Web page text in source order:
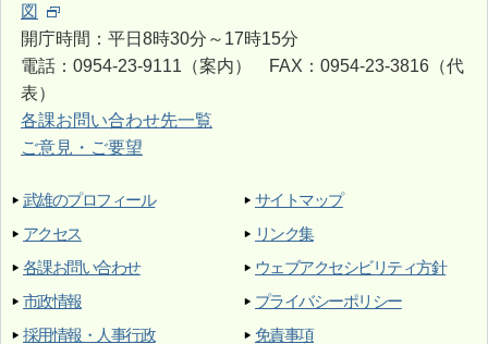
図
開庁時間：平日8時30分～17時15分
電話：0954-23-9111（案内） FAX：0954-23-3816（代
表）
各課お問い合わせ先一覧
ご意見・ご要望
武雄のプロフィール
アクセス
各課お問い合わせ
市政情報
採用情報・人事行政
サイトマップ
リンク集
ウェブアクセシビリティ方針
プライバシーポリシー
免責事項